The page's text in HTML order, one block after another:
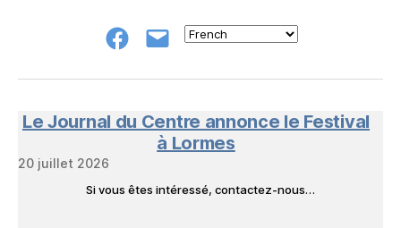
Groupe
NeL
E-
à
Livres
Le Journal du Centre annonce le Festival
à Lormes
20 juillet 2026
Si vous êtes intéressé, contactez-nous…